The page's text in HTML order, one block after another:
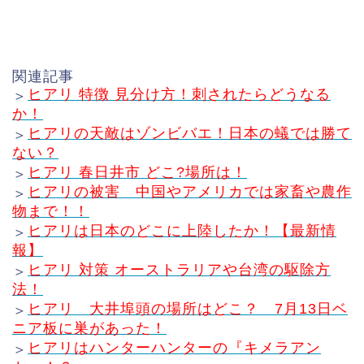
関連記事
＞ ヒアリ 特徴 見分け方！刺されたらどうなる
か！
＞ ヒアリの天敵はゾンビバエ！日本の蟻では勝て
ない？
＞ ヒアリ 春日井市 どこ?場所は！
＞ ヒアリの被害 中国やアメリカでは家畜や農作
物まで！！
＞ ヒアリは日本のどこに上陸したか！【最新情
報】
＞ ヒアリ 対策 オーストラリアや台湾の駆除方
法！
＞ ヒアリ 大井埠頭の場所はどこ？ 7月13日ベ
ニア板に巣があった！
＞ ヒアリはハンターハンターの『キメラアン